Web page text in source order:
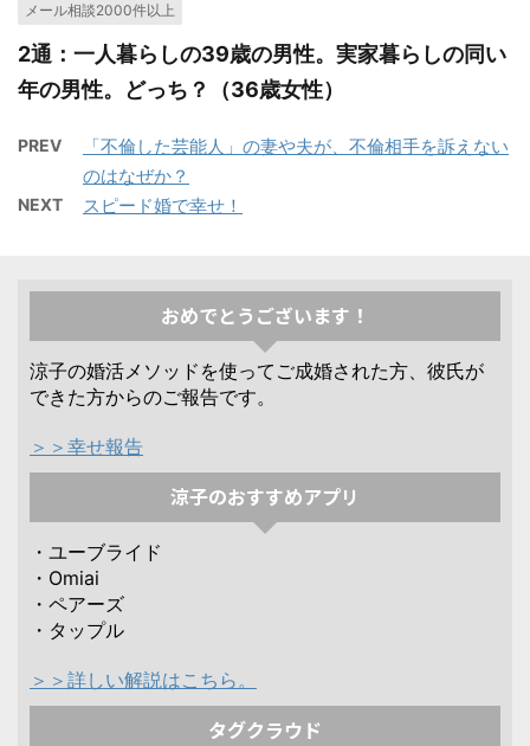
メール相談2000件以上
2通：一人暮らしの39歳の男性。実家暮らしの同い
年の男性。どっち？（36歳女性）
PREV
「不倫した芸能人」の妻や夫が、不倫相手を訴えない
のはなぜか？
NEXT スピード婚で幸せ！
おめでとうございます！
涼子の婚活メソッドを使ってご成婚された方、彼氏が
できた方からのご報告です。
＞＞幸せ報告
涼子のおすすめアプリ
・ユーブライド
・Omiai
・ペアーズ
・タップル
＞＞詳しい解説はこちら。
タグクラウド